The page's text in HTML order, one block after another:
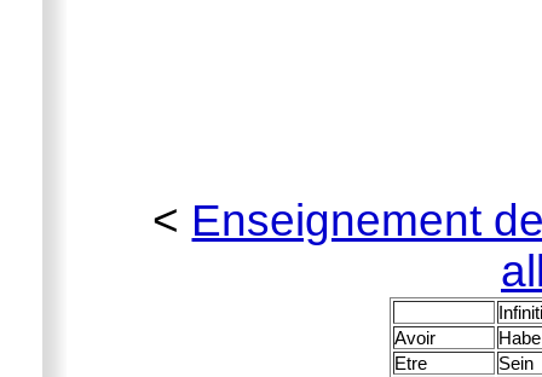
< Enseignement
Avoir
Etre
Sein